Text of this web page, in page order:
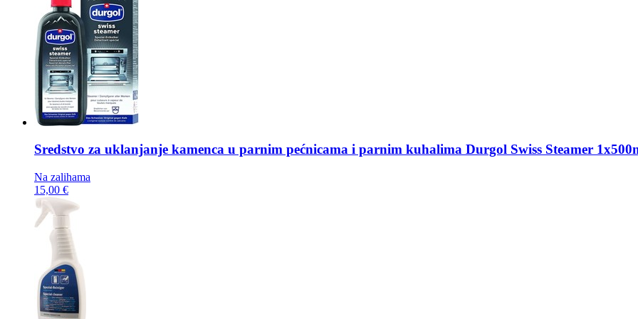
Sredstvo za uklanjanje kamenca u parnim pećnicama i parnim kuhalima Durgol Swiss Steamer
Na zalihama
15,00 €